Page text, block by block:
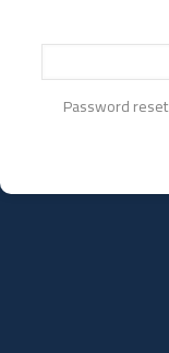
Password